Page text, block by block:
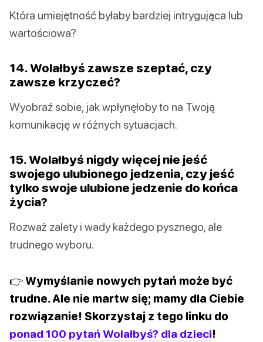
Która umiejętność byłaby bardziej intrygująca lub
wartościowa?
14. Wolałbyś zawsze szeptać, czy
zawsze krzyczeć?
Wyobraź sobie, jak wpłynęłoby to na Twoją
komunikację w różnych sytuacjach.
15. Wolałbyś nigdy więcej nie jeść
swojego ulubionego jedzenia, czy jeść
tylko swoje ulubione jedzenie do końca
życia?
Rozważ zalety i wady każdego pysznego, ale
trudnego wyboru.
👉 Wymyślanie nowych pytań może być
trudne. Ale nie martw się; mamy dla Ciebie
rozwiązanie! Skorzystaj z tego linku do
ponad 100 pytań Wolałbyś? dla dzieci!